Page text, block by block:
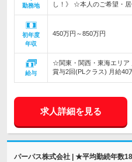
勤務地
し！》 ☆本人のご希望・
初年度
年収
450万円～850万円
給与
☆関東・関西・東海エリア
賞与2回(PLクラス) 月給40
求人詳細を見る
パーパス株式会社 | ★平均勤続年数